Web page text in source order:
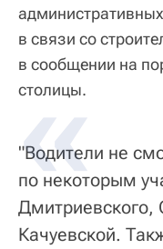
в связи со
в сообщении на
столицы.
"Водители не
по некоторым
Дмитриевского,
Качуевской.